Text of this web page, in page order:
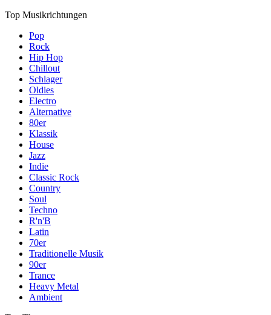
Top Musikrichtungen
Pop
Rock
Hip Hop
Chillout
Schlager
Oldies
Electro
Alternative
80er
Klassik
House
Jazz
Indie
Classic Rock
Country
Soul
Techno
R'n'B
Latin
70er
Traditionelle Musik
90er
Trance
Heavy Metal
Ambient